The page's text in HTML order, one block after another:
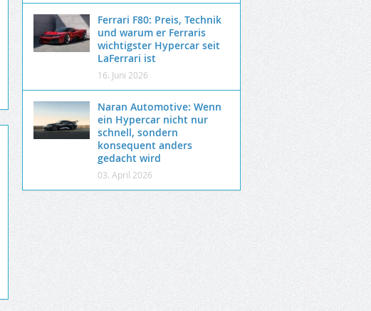
Ferrari F80: Preis, Technik
und warum er Ferraris
wichtigster Hypercar seit
LaFerrari ist
16. Juni 2026
Naran Automotive: Wenn
ein Hypercar nicht nur
schnell, sondern
konsequent anders
gedacht wird
03. April 2026